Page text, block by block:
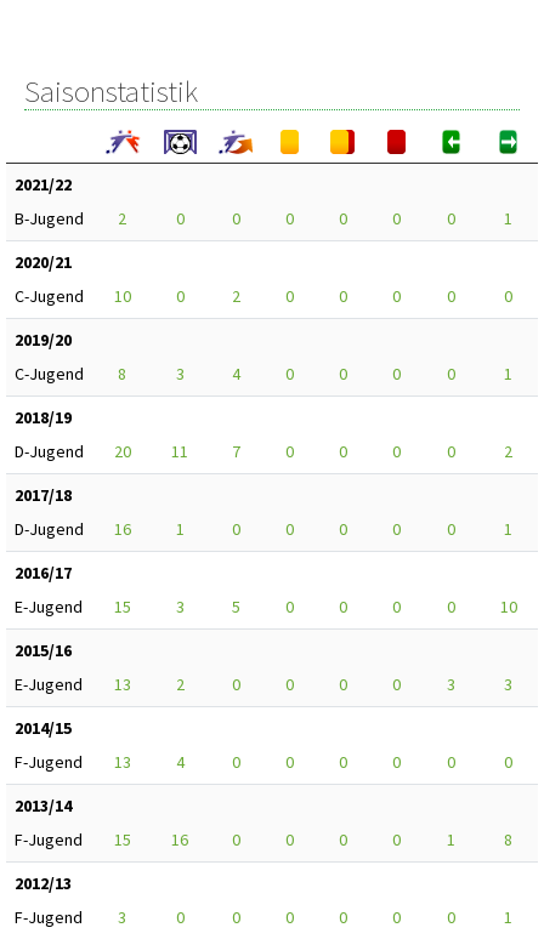
Saisonstatistik
2021/22
B-Jugend
2 0 0 0 0 0 0
1
2020/21
C-Jugend
10 0 2 0 0 0 0
0
2019/20
C-Jugend
8 3 4 0 0 0 0
1
2018/19
D-Jugend
20 11 7 0 0 0 0
2
2017/18
D-Jugend
16 1 0 0 0 0 0
1
2016/17
E-Jugend
15 3 5 0 0 0 0
10
2015/16
E-Jugend
13 2 0 0 0 0 3
3
2014/15
F-Jugend
13 4 0 0 0 0 0
0
2013/14
F-Jugend
15 16 0 0 0 0 1
8
2012/13
F-Jugend
3 0 0 0 0 0 0 1